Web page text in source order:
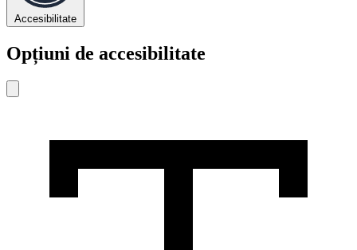
Accesibilitate
Opțiuni de accesibilitate